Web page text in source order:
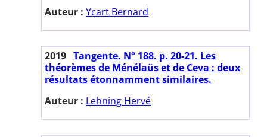
Auteur : Ycart Bernard
2019 Tangente. N° 188. p. 20-21. Les
théorèmes de Ménélaüs et de Ceva : deux
résultats étonnamment similaires.
Auteur : Lehning Hervé